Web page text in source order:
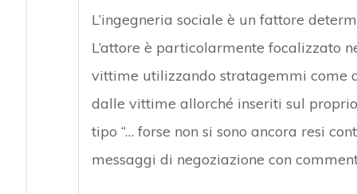
L’ingegneria sociale è un fattore
L’attore è particolarmente focalizzato
vittime utilizzando stratagemmi come
dalle vittime allorché inseriti sul
tipo “… forse non si sono ancora resi
messaggi di negoziazione con